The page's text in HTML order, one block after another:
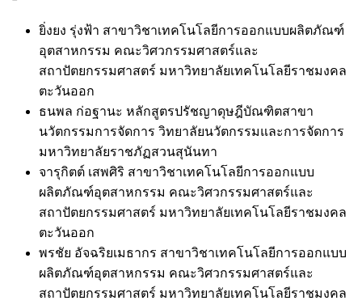
ยิ่งยง รุ่งฟ้า สาขาวิชาเทคโนโลยีการออกแบบผลิตภัณฑ์
อุตสาหกรรม คณะวิศวกรรมศาสตร์และ
สถาปัตยกรรมศาสตร์ มหาวิทยาลัยเทคโนโลยีราชมงคล
ตะวันออก
ธนพล ก่อฐานะ หลักสูตรปรัชญาดุษฎีบัณฑิตสาขา
นวัตกรรมการจัดการ วิทยาลัยนวัตกรรมและการจัดการ
มหาวิทยาลัยราชภัฏสวนสุนันทา
จารุกิตต์ เสพศิริ สาขาวิชาเทคโนโลยีการออกแบบ
ผลิตภัณฑ์อุตสาหกรรม คณะวิศวกรรมศาสตร์และ
สถาปัตยกรรมศาสตร์ มหาวิทยาลัยเทคโนโลยีราชมงคล
ตะวันออก
พรชัย อัจฉริยเมธากร สาขาวิชาเทคโนโลยีการออกแบบ
ผลิตภัณฑ์อุตสาหกรรม คณะวิศวกรรมศาสตร์และ
สถาปัตยกรรมศาสตร์ มหาวิทยาลัยเทคโนโลยีราชมงคล